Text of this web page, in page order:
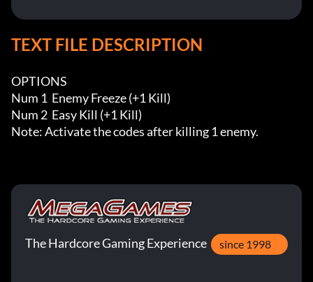
TEXT FILE DESCRIPTION
OPTIONS
Num 1  Enemy Freeze (+1 Kill)
Num 2  Easy Kill (+1 Kill)
Note: Activate the codes after killing 1 enemy.
The Hardcore Gaming Experience since 1998